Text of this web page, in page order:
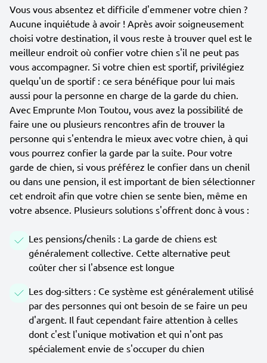
Vous vous absentez et difficile d'emmener votre chien ?
Aucune inquiétude à avoir ! Après avoir soigneusement
choisi votre destination, il vous reste à trouver quel est le
meilleur endroit où confier votre chien s'il ne peut pas
vous accompagner. Si votre chien est sportif, privilégiez
quelqu'un de sportif : ce sera bénéfique pour lui mais
aussi pour la personne en charge de la garde du chien.
Avec Emprunte Mon Toutou, vous avez la possibilité de
faire une ou plusieurs rencontres afin de trouver la
personne qui s'entendra le mieux avec votre chien, à qui
vous pourrez confier la garde par la suite. Pour votre
garde de chien, si vous préférez le confier dans un chenil
ou dans une pension, il est important de bien sélectionner
cet endroit afin que votre chien se sente bien, même en
votre absence. Plusieurs solutions s'offrent donc à vous :
Les pensions/chenils : La garde de chiens est
généralement collective. Cette alternative peut
coûter cher si l'absence est longue
Les dog-sitters : Ce système est généralement utilisé
par des personnes qui ont besoin de se faire un peu
d'argent. Il faut cependant faire attention à celles
dont c'est l'unique motivation et qui n'ont pas
spécialement envie de s'occuper du chien